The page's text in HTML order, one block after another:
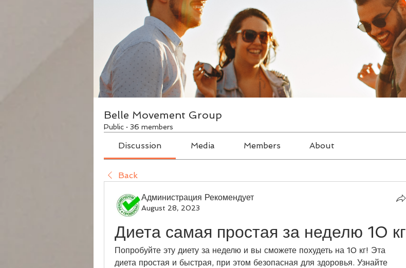
Belle Movement Group
Public · 36 members
Discussion Media Members About
Back
Администрация Рекомендует
August 28, 2023
Диета самая простая за неделю 10 кг
Попробуйте эту диету за неделю и вы сможете похудеть на 10 кг! Эта
диета простая и быстрая, при этом безопасная для здоровья. Узнайте